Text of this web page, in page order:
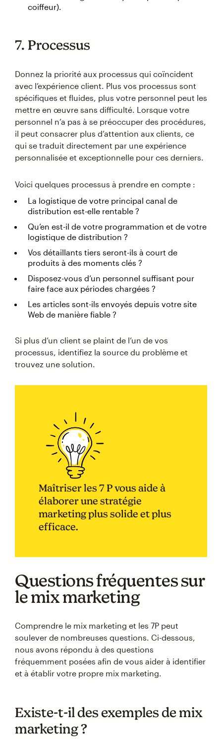
coiffeur).
7. Processus
Donnez la priorité aux processus qui coïncident
avec l’expérience client. Plus vos processus sont
spécifiques et fluides, plus votre personnel peut les
mettre en œuvre sans difficulté. Lorsque votre
personnel n’a pas à se préoccuper des procédures,
il peut consacrer plus d’attention aux clients, ce
qui se traduit directement par une expérience
personnalisée et exceptionnelle pour ces derniers.
Voici quelques processus à prendre en compte :
La logistique de votre principal canal de
distribution est-elle rentable ?
Qu’en est-il de votre programmation et de votre
logistique de distribution ?
Vos détaillants tiers seront-ils à court de
produits à des moments clés ?
Disposez-vous d’un personnel suffisant pour
faire face aux périodes chargées ?
Les articles sont-ils envoyés depuis votre site
Web de manière fiable ?
Si plus d’un client se plaint de l’un de vos
processus, identifiez la source du problème et
trouvez une solution.
Maîtriser les 7 P vous aide à
élaborer une stratégie
marketing plus solide et plus
efficace.
Questions fréquentes sur
le mix marketing
Comprendre le mix marketing et les 7P peut
soulever de nombreuses questions. Ci-dessous,
nous avons répondu à des questions
fréquemment posées afin de vous aider à identifier
et à établir votre propre mix marketing.
Existe-t-il des exemples de mix
marketing ?